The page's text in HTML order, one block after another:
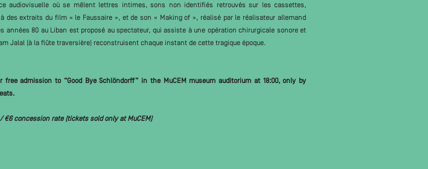
audiovisuelle où se mêlent lettres intimes, sons non identifiés retrouvés sur les cassettes,
des extraits du film « le Faussaire », et de son « Making of », réalisé par le réalisateur allemand
années 80 au Liban est proposé au spectateur, qui assiste à une opération chirurgicale sonore et
Jalal (à la flûte traversière) reconstruisent chaque instant de cette tragique époque.
admission to “Good Bye Schlöndorff” in the MuCEM museum auditorium at 18:00, only by
€6 concession rate (tickets sold only at MuCEM)